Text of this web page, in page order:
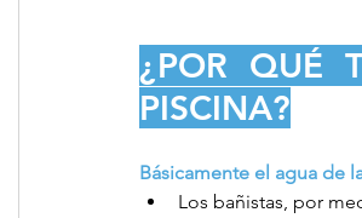
¿POR QUÉ
PISCINA?
Básicamente el agua de
Los bañistas, por